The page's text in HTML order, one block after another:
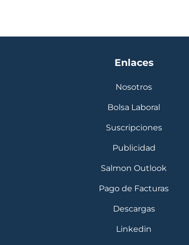
Enlaces
Nosotros
Bolsa Laboral
Suscripciones
Publicidad
Salmon Outlook
Pago de Facturas
Descargas
Linkedin